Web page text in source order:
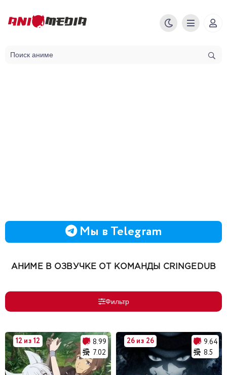
Мы в Telegram
АНИМЕ В ОЗВУЧКЕ ОТ КОМАНДЫ CRINGEDUB
Фильтр
12 из 12
8.99
7.02
26 из 26
9.64
8.5